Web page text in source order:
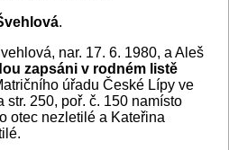
.
nar. 17. 6. 1980, a Aleš
zapsáni v rodném listě
úřadu České Lípy ve
250, poř. č. 150 namísto
otec nezletilé a Kateřina